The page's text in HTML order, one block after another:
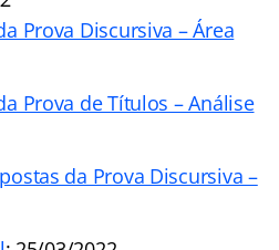
Prova Discursiva – Área
Prova de Títulos – Análise
da Prova Discursiva –